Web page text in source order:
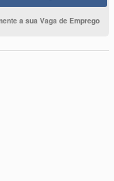
a sua Vaga de Emprego